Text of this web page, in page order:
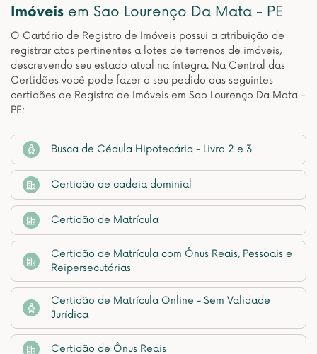
Imóveis em Sao Lourenço Da Mata - PE
O Cartório de Registro de Imóveis possui a atribuição de
registrar atos pertinentes a lotes de terrenos de imóveis,
descrevendo seu estado atual na íntegra. Na Central das
Certidões você pode fazer o seu pedido das seguintes
certidões de Registro de Imóveis em Sao Lourenço Da Mata -
PE:
Busca de Cédula Hipotecária - Livro 2 e 3
Certidão de cadeia dominial
Certidão de Matrícula
Certidão de Matrícula com Ônus Reais, Pessoais e
Reipersecutórias
Certidão de Matrícula Online - Sem Validade
Jurídica
Certidão de Ônus Reais